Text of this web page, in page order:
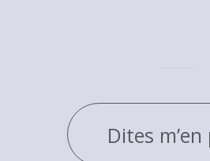
Dites